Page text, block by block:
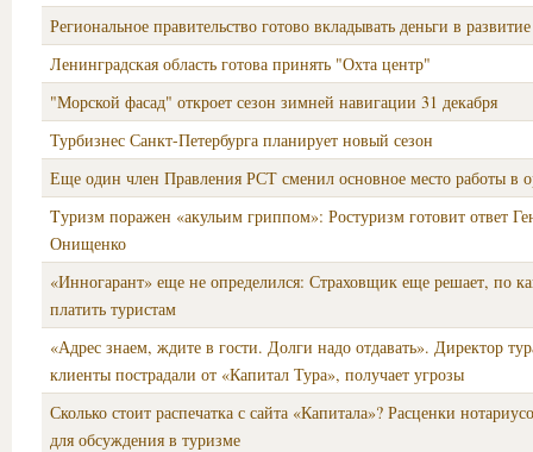
Региональное правительство готово вкладывать деньги в
Ленинградская область готова принять "Охта центр"
"Морской фасад" откроет сезон зимней навигации 31 декабря
Турбизнес Санкт-Петербурга планирует новый сезон
Еще один член Правления РСТ сменил основное место работы в
Tуризм поражен «акульим гриппом»: Ростуризм готовит ответ
Онищенко
«Инногарант» еще не определился: Страховщик еще решает, по
платить туристам
«Адрес знаем, ждите в гости. Долги надо отдавать». Директор
клиенты пострадали от «Капитал Тура», получает угрозы
Сколько стоит распечатка с сайта «Капитала»? Расценки
для обсуждения в туризме